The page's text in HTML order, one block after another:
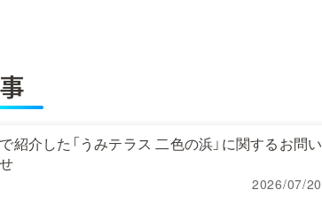
紹介した「うみテラス 二色の浜」に関するお問い
2026/07/20